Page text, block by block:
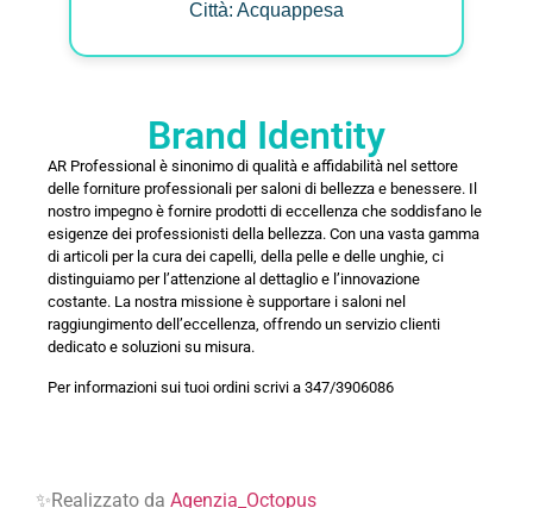
Città: Acquappesa
Brand Identity
AR Professional è sinonimo di qualità e affidabilità nel settore
delle forniture professionali per saloni di bellezza e benessere. Il
nostro impegno è fornire prodotti di eccellenza che soddisfano le
esigenze dei professionisti della bellezza. Con una vasta gamma
di articoli per la cura dei capelli, della pelle e delle unghie, ci
distinguiamo per l’attenzione al dettaglio e l’innovazione
costante. La nostra missione è supportare i saloni nel
raggiungimento dell’eccellenza, offrendo un servizio clienti
dedicato e soluzioni su misura.
Per informazioni sui tuoi ordini scrivi a 347/3906086
✨Realizzato da Agenzia_Octopus